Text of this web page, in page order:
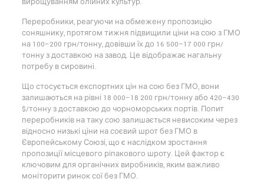
Переробники, реагуючи на обмежену пропозицію
соняшнику, протягом тижня підвищили ціни на сою з ГМО
на 100–200 грн/тонну, довівши їх до 16 500–17 000 грн/
тонну з доставкою на завод. Це відображає нагальну
потребу в сировині.
Що стосується експортних цін на сою без ГМО, вони
залишаються на рівні 18 000–18 200 грн/тонну або 420–430
$/тонну з доставкою до чорноморських портів. Попит
переробників на таку сою залишається невисоким через
відносно низькі ціни на соєвий шрот без ГМО в
Європейському Союзі, що є наслідком зростання
пропозиції місцевого ріпакового шроту. Цей фактор є
ключовим для органічних виробників, яким важливо
моніторити ринок сої без ГМО.